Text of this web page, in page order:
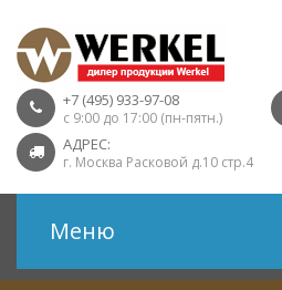
+7 (495) 933-97-08
с 9:00 до 17:00 (пн-пятн.)
АДРЕС:
г. Москва Расковой д.10 стр.4
Меню